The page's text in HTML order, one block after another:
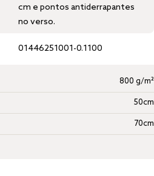
cm e pontos antiderrapantes
no verso.
01446251001-0.1100
800 g/m²
50cm
70cm